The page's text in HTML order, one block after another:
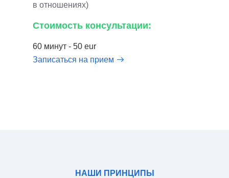
в отношениях)
Стоимость консультации:
60 минут - 50 eur
Записаться на прием
НАШИ ПРИНЦИПЫ